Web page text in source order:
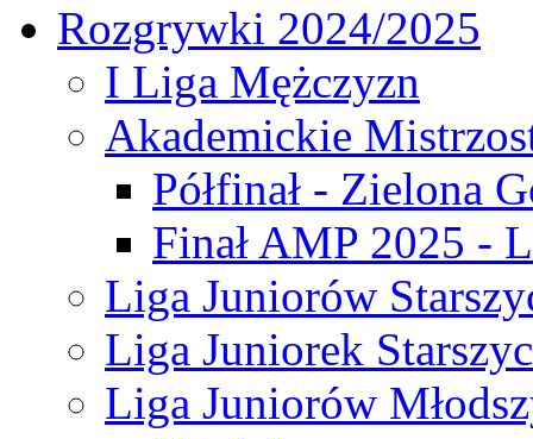
Rozgrywki 2024/2025
I Liga Mężczyzn
Akademickie
Półfinał - Zielona
Finał AMP 2025 -
Liga Juniorów
Liga Juniorek
Liga Juniorów